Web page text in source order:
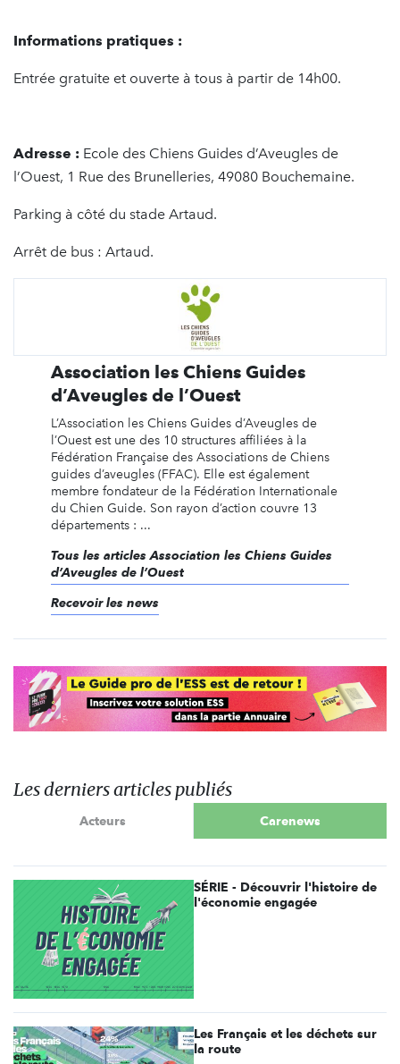
Informations pratiques :
Entrée gratuite et ouverte à tous à partir de 14h00.
Adresse : Ecole des Chiens Guides d’Aveugles de
l’Ouest, 1 Rue des Brunelleries, 49080 Bouchemaine.
Parking à côté du stade Artaud.
Arrêt de bus : Artaud.
Association les Chiens Guides
d’Aveugles de l’Ouest
L’Association les Chiens Guides d’Aveugles de
l’Ouest est une des 10 structures affiliées à la
Fédération Française des Associations de Chiens
guides d’aveugles (FFAC). Elle est également
membre fondateur de la Fédération Internationale
du Chien Guide. Son rayon d’action couvre 13
départements : ...
Tous les articles Association les Chiens Guides
d’Aveugles de l’Ouest
Recevoir les news
Les derniers articles publiés
Acteurs Carenews
SÉRIE - Découvrir l'histoire de
l'économie engagée
Les Français et les déchets sur
la route